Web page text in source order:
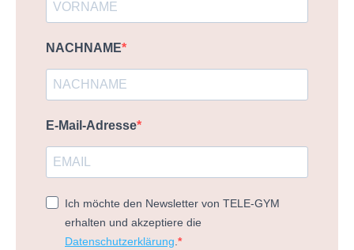
NACHNAME
E-Mail-Adresse
Ich möchte den Newsletter von TELE-GYM
erhalten und akzeptiere die
Datenschutzerklärung